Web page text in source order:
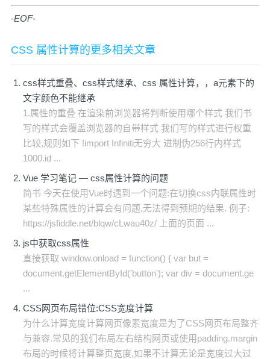
-EOF-
CSS 属性计算的更多相关文章
css样式重叠、css样式继承、css 属性计算，，a元素下的
文字颜色不能继承
1.属性的重叠 在渲染前浏览器将判断使用哪个样式 我们书
写的样式会覆盖浏览器的自带样式 我们写的样式进行权重
比较,规则如下 !import Infiniti无穷大 进制伪256行内样式
1000.id ...
Vue 学习笔记 — css属性计算的问题
简书 今天在使用Vue时遇到一个问题:在切换css内联属性时
某些特殊属性的计算会有问题,无法得到预期的结果. 例子:
https://jsfiddle.net/blqw/cLwau40z/ 上面的页面 ...
js中获取css属性
直接获取 window.onload = function() { var but =
document.getElementById('button'); var div = document.ge
...
CSS网页布局错位:CSS宽度计算
为什么计算宽度计算网页像素宽度是为了CSS网页布局整齐
与兼容.常见的我们布局左右结构网页或使用padding.margin
布局的时候将计算整页宽度,如果不计算无论是宽度过大过